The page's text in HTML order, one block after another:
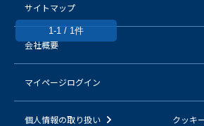
1-1 / 1件
サイトマップ
会社概要
マイページログイン
個人情報の取り扱い クッキ